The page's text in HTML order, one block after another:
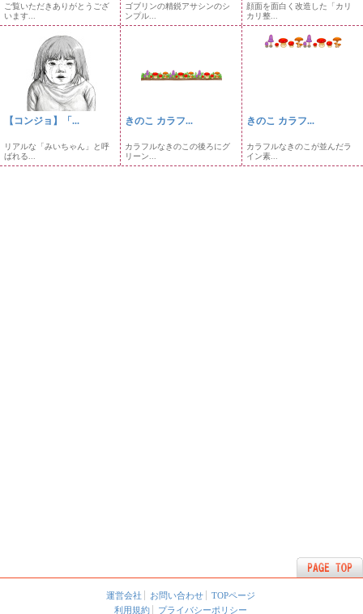
ご覧いただきありがとうござ
います...
ゴブリンの精鋭アサシンのシ
ンプル...
顔面を面白く改造した「カリ
カリ整...
【コンジョ】「...
リアルな「みいちゃん」と呼
ばれる...
きのこ カラフ...
カラフルなきのこの後ろにグ
リーン...
きのこ カラフ...
カラフルなきのこが並んだラ
イン素...
運営会社 お問い合わせ
TOPページ
利用規約
プライバシーポリシー